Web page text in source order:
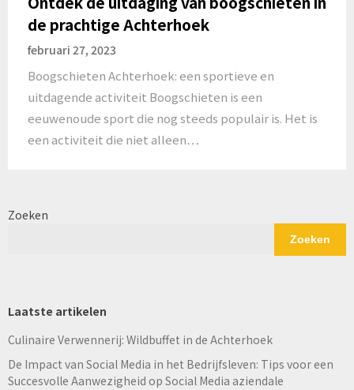
de prachtige Achterhoek
februari 27, 2023
Boogschieten Achterhoek: een sportieve en
uitdagende activiteit Boogschieten is een
eeuwenoude sport die nog steeds populair is. Het is
een activiteit die niet alleen…
Zoeken
Zoeken
Laatste artikelen
Culinaire Verwennerij: Wildbuffet in de Achterhoek
De Impact van Social Media in het Bedrijfsleven: Tips voor een
Succesvolle Aanwezigheid op Social Media aziendale